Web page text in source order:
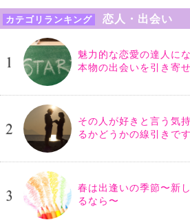
カテゴリランキング 恋人・出会い
魅力的な恋愛の達人に
本物の出会いを引き寄
その人が好きと言う気
るかどうかの線引きです
春は出逢いの季節〜新
るなら〜